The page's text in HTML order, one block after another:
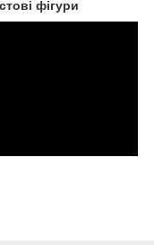
фігури